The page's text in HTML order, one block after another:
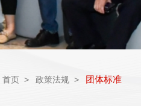
首页 政策法规 团体标准